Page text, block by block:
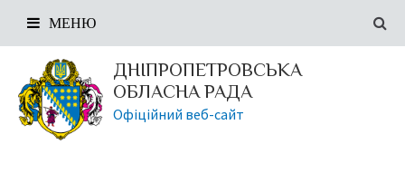
ДНІПРОПЕТРОВСЬКА
ОБЛАСНА РАДА
Офіційний веб-сайт
МЕНЮ